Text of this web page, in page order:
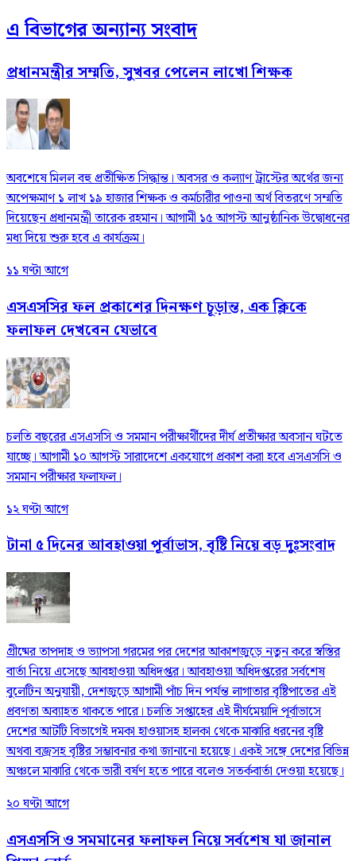
এ বিভাগের অন্যান্য সংবাদ
প্রধানমন্ত্রীর সম্মতি, সুখবর পেলেন লাখো শিক্ষক
অবশেষে মিলল বহু প্রতীক্ষিত সিদ্ধান্ত। অবসর ও কল্যাণ ট্রাস্টের অর্থের জন্য
অপেক্ষমাণ ১ লাখ ১৯ হাজার শিক্ষক ও কর্মচারীর পাওনা অর্থ বিতরণে সম্মতি
দিয়েছেন প্রধানমন্ত্রী তারেক রহমান। আগামী ১৫ আগস্ট আনুষ্ঠানিক উদ্বোধনের
মধ্য দিয়ে শুরু হবে এ কার্যক্রম।
১১ ঘণ্টা আগে
এসএসসির ফল প্রকাশের দিনক্ষণ চূড়ান্ত, এক ক্লিকে
ফলাফল দেখবেন যেভাবে
চলতি বছরের এসএসসি ও সমমান পরীক্ষার্থীদের দীর্ঘ প্রতীক্ষার অবসান ঘটতে
যাচ্ছে। আগামী ১০ আগস্ট সারাদেশে একযোগে প্রকাশ করা হবে এসএসসি ও
সমমান পরীক্ষার ফলাফল।
১২ ঘণ্টা আগে
টানা ৫ দিনের আবহাওয়া পূর্বাভাস, বৃষ্টি নিয়ে বড় দুঃসংবাদ
গ্রীষ্মের তাপদাহ ও ভ্যাপসা গরমের পর দেশের আকাশজুড়ে নতুন করে স্বস্তির
বার্তা নিয়ে এসেছে আবহাওয়া অধিদপ্তর। আবহাওয়া অধিদপ্তরের সর্বশেষ
বুলেটিন অনুযায়ী, দেশজুড়ে আগামী পাঁচ দিন পর্যন্ত লাগাতার বৃষ্টিপাতের এই
প্রবণতা অব্যাহত থাকতে পারে। চলতি সপ্তাহের এই দীর্ঘমেয়াদি পূর্বাভাসে
দেশের আটটি বিভাগেই দমকা হাওয়াসহ হালকা থেকে মাঝারি ধরনের বৃষ্টি
অথবা বজ্রসহ বৃষ্টির সম্ভাবনার কথা জানানো হয়েছে। একই সঙ্গে দেশের বিভিন্ন
অঞ্চলে মাঝারি থেকে ভারী বর্ষণ হতে পারে বলেও সতর্কবার্তা দেওয়া হয়েছে।
২০ ঘণ্টা আগে
এসএসসি ও সমমানের ফলাফল নিয়ে সর্বশেষ যা জানাল